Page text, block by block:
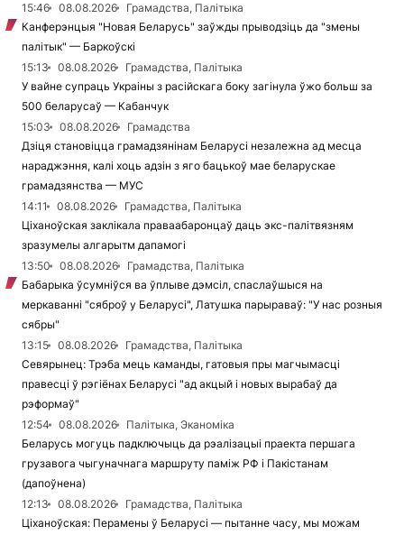
15:46
08.08.2026
Грамадства, Палітыка
Канферэнцыя "Новая Беларусь" заўжды прыводзіць да "змены
палітык" — Баркоўскі
15:13
08.08.2026
Грамадства, Палітыка
У вайне супраць Украіны з расійскага боку загінула ўжо больш за
500 беларусаў — Кабанчук
15:03
08.08.2026
Грамадства
Дзіця становіцца грамадзянінам Беларусі незалежна ад месца
нараджэння, калі хоць адзін з яго бацькоў мае беларускае
грамадзянства — МУС
14:11
08.08.2026
Грамадства, Палітыка
Ціханоўская заклікала праваабаронцаў даць экс-палітвязням
зразумелы алгарытм дапамогі
13:50
08.08.2026
Грамадства, Палітыка
Бабарыка ўсумніўся ва ўплыве дэмсіл, спаслаўшыся на
меркаванні "сяброў у Беларусі", Латушка парыраваў: "У нас розныя
сябры"
13:15
08.08.2026
Грамадства, Палітыка
Севярынец: Трэба мець каманды, гатовыя пры магчымасці
правесці ў рэгіёнах Беларусі "ад акцый і новых вырабаў да
рэформаў"
12:54
08.08.2026
Палітыка, Эканоміка
Беларусь могуць падключыць да рэалізацыі праекта першага
грузавога чыгуначнага маршруту паміж РФ і Пакістанам
(дапоўнена)
12:13
08.08.2026
Грамадства, Палітыка
Ціханоўская: Перамены ў Беларусі — пытанне часу, мы можам